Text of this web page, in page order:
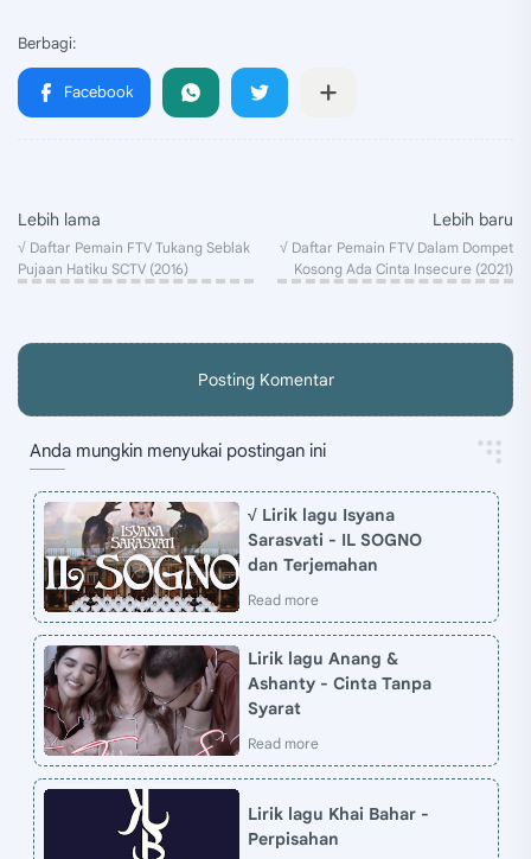
Posting Komentar
Anda mungkin menyukai postingan ini
√ Lirik lagu Isyana
Sarasvati - IL SOGNO
dan Terjemahan
Lirik lagu Anang &
Ashanty - Cinta Tanpa
Syarat
Lirik lagu Khai Bahar -
Perpisahan